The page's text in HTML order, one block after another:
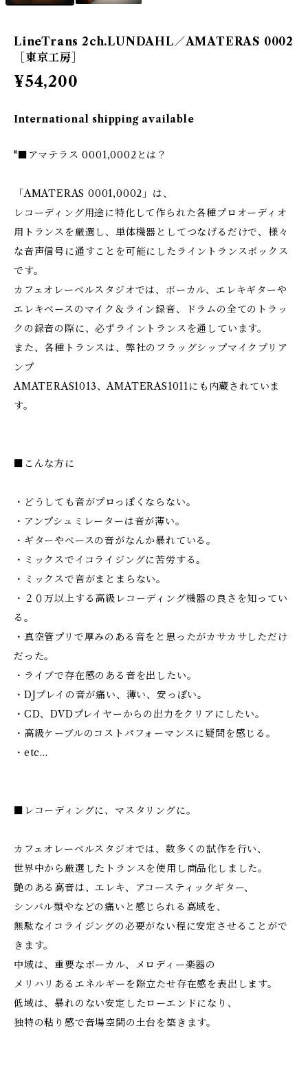
LineTrans 2ch.LUNDAHL／AMATERAS 0002
［東京工房］
¥54,200
International shipping available
"■アマテラス 0001,0002とは？
「AMATERAS 0001,0002」は、
レコーディング用途に特化して作られた各種プロオーディオ
用トランスを厳選し、単体機器としてつなげるだけで、様々
な音声信号に通すことを可能にしたライントランスボックス
です。
カフェオレーベルスタジオでは、ボーカル、エレキギターや
エレキベースのマイク＆ライン録音、ドラムの全てのトラッ
クの録音の際に、必ずライントランスを通しています。
また、各種トランスは、弊社のフラッグシップマイクプリア
ンプ
AMATERAS1013、AMATERAS1011にも内蔵されていま
す。
■こんな方に
・どうしても音がプロっぽくならない。
・アンプシュミレーターは音が薄い。
・ギターやベースの音がなんか暴れている。
・ミックスでイコライジングに苦労する。
・ミックスで音がまとまらない。
・２０万以上する高級レコーディング機器の良さを知ってい
る。
・真空管プリで厚みのある音をと思ったがカサカサしただけ
だった。
・ライブで存在感のある音を出したい。
・DJプレイの音が痛い、薄い、安っぽい。
・CD、DVDプレイヤーからの出力をクリアにしたい。
・高級ケーブルのコストパフォーマンスに疑問を感じる。
・etc...
■レコーディングに、マスタリングに。
カフェオレーベルスタジオでは、数多くの試作を行い、
世界中から厳選したトランスを使用し商品化しました。
艶のある高音は、エレキ、アコースティックギター、
シンバル類やなどの痛いと感じられる高域を、
無駄なイコライジングの必要がない程に安定させることがで
きます。
中域は、重要なボーカル、メロディー楽器の
メリハリあるエネルギーを際立たせ存在感を表出します。
低域は、暴れのない安定したローエンドになり、
独特の粘り感で音場空間の土台を築きます。